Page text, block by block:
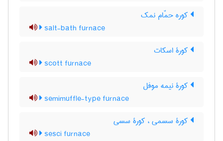
کوره حمّام نمک
salt-bath furnace
کورۀ اسکات
scott furnace
کورۀ نیمه موفل
semimuffle-type furnace
کورۀ سسمی ، کورۀ سسی
sesci furnace